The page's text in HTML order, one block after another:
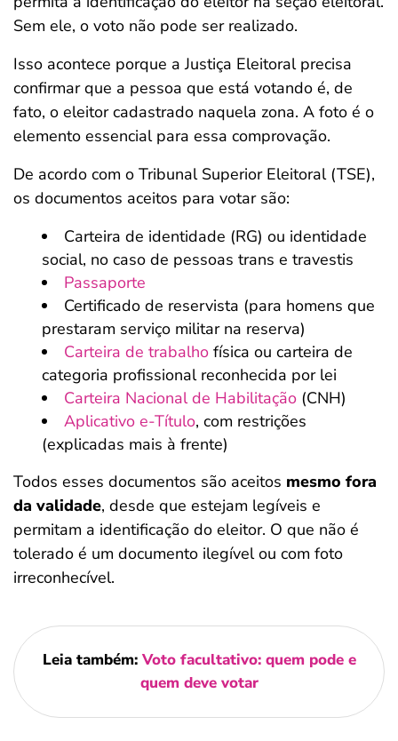
Sem ele, o voto não pode ser realizado.
Isso acontece porque a Justiça Eleitoral precisa
confirmar que a pessoa que está votando é, de
fato, o eleitor cadastrado naquela zona. A foto é o
elemento essencial para essa comprovação.
De acordo com o Tribunal Superior Eleitoral (TSE),
os documentos aceitos para votar são:
Carteira de identidade (RG) ou identidade
social, no caso de pessoas trans e travestis
Passaporte
Certificado de reservista (para homens que
prestaram serviço militar na reserva)
Carteira de trabalho física ou carteira de
categoria profissional reconhecida por lei
Carteira Nacional de Habilitação (CNH)
Aplicativo e-Título, com restrições
(explicadas mais à frente)
Todos esses documentos são aceitos mesmo fora
da validade, desde que estejam legíveis e
permitam a identificação do eleitor. O que não é
tolerado é um documento ilegível ou com foto
irreconhecível.
Leia também: Voto facultativo: quem pode e
quem deve votar